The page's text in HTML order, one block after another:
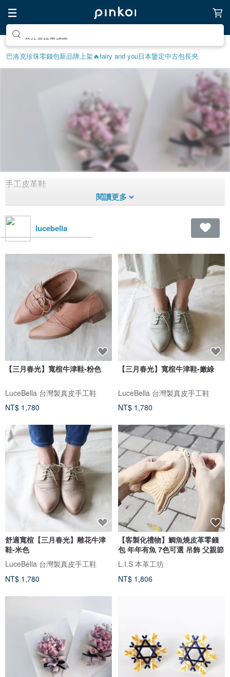
巴洛克珍珠零錢包新品牌上架🔥fairy and you日本鑒定中古包長夾
前拼貼
手工皮革鞋
lucebella
【三月春光】寬楦牛津鞋-粉色
LuceBella 台灣製真皮手工鞋
NT$ 1,780
【三月春光】寬楦牛津鞋-嫩綠
LuceBella 台灣製真皮手工鞋
NT$ 1,780
舒適寬楦【三月春光】雕花牛津
鞋-米色
LuceBella 台灣製真皮手工鞋
NT$ 1,780
【客製化禮物】鯛魚燒皮革零錢
包 年年有魚 7色可選 吊飾 父親節
L.I.S 本革工坊
NT$ 1,806